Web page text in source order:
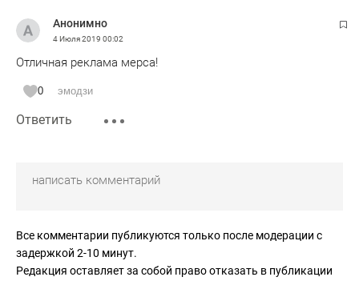
Анонимно
4 Июля 2019 00:02
Отличная реклама мерса!
0 эмодзи
Ответить
Все комментарии публикуются только после модерации с
задержкой 2-10 минут.
Редакция оставляет за собой право отказать в публикации